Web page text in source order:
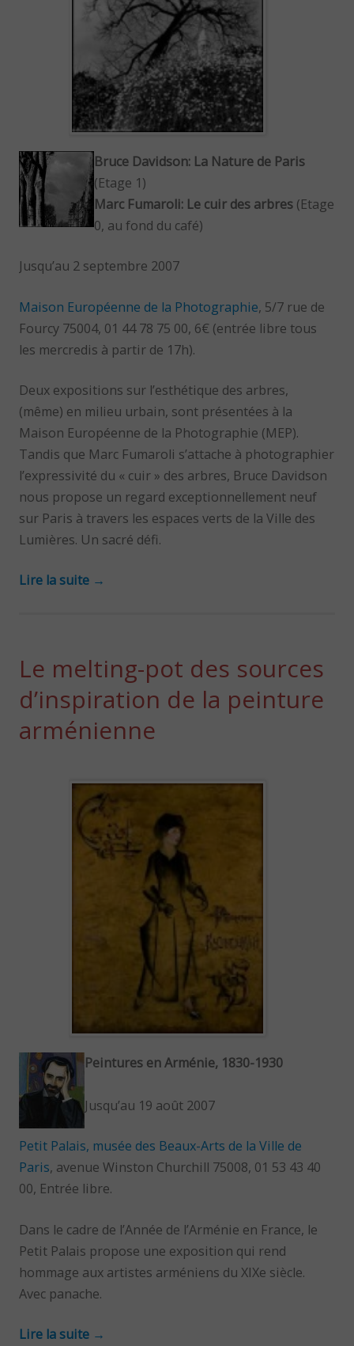
Bruce Davidson: La Nature de Paris
(Etage 1)
Marc Fumaroli: Le cuir des arbres (Etage
0, au fond du café)
Jusqu’au 2 septembre 2007
Maison Européenne de la Photographie, 5/7 rue de
Fourcy 75004, 01 44 78 75 00, 6€ (entrée libre tous
les mercredis à partir de 17h).
Deux expositions sur l’esthétique des arbres,
(même) en milieu urbain, sont présentées à la
Maison Européenne de la Photographie (MEP).
Tandis que Marc Fumaroli s’attache à photographier
l’expressivité du « cuir » des arbres, Bruce Davidson
nous propose un regard exceptionnellement neuf
sur Paris à travers les espaces verts de la Ville des
Lumières. Un sacré défi.
Lire la suite →
Le melting-pot des sources
d’inspiration de la peinture
arménienne
Peintures en Arménie, 1830-1930
Jusqu’au 19 août 2007
Petit Palais, musée des Beaux-Arts de la Ville de
Paris, avenue Winston Churchill 75008, 01 53 43 40
00, Entrée libre.
Dans le cadre de l’Année de l’Arménie en France, le
Petit Palais propose une exposition qui rend
hommage aux artistes arméniens du XIXe siècle.
Avec panache.
Lire la suite →